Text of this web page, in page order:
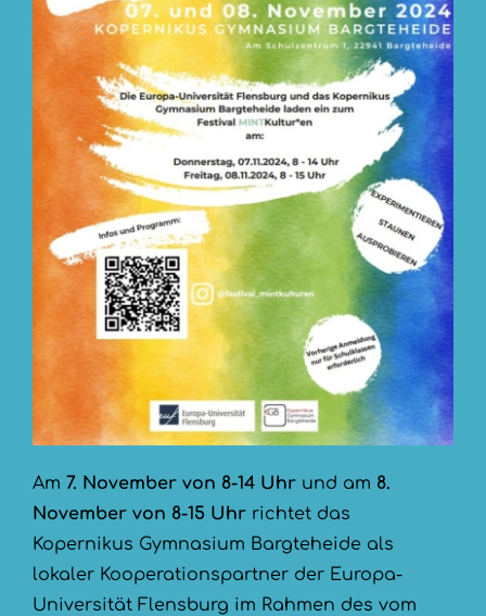
Am 7. November von 8-14 Uhrund am 8.
November von 8-15 Uhrrichtet das
Kopernikus Gymnasium Bargteheide als
lokaler Kooperationspartner der Europa-
Universität Flensburg im Rahmen des vom